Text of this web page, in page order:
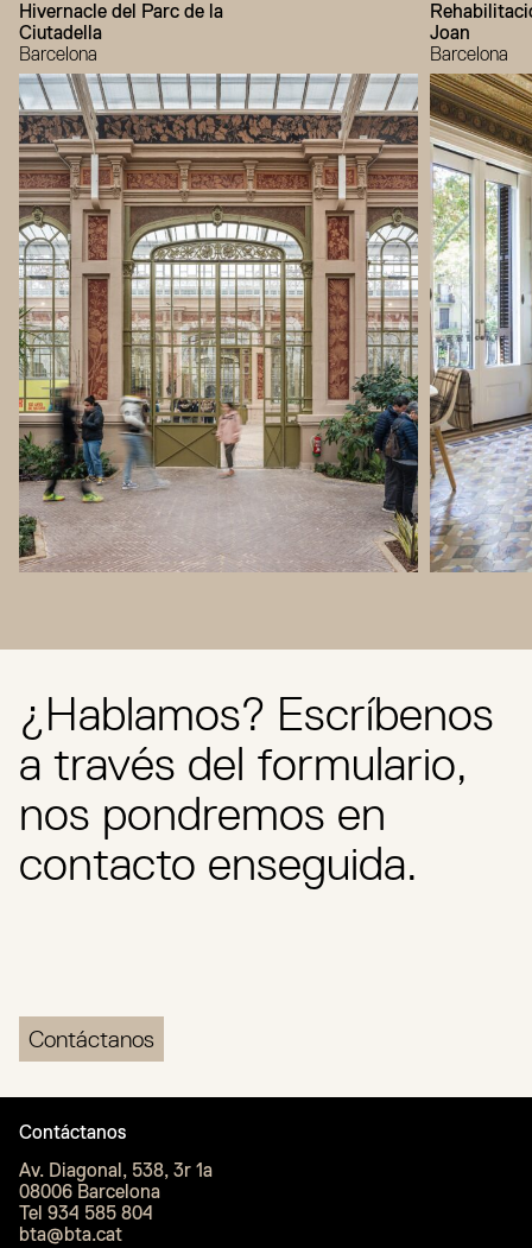
Hivernacle del Parc de la
Ciutadella
Barcelona
Joan
Barcelona
Contáctanos
¿Hablamos? Escríbenos
a través del formulario,
nos pondremos en
contacto enseguida.
Contáctanos
Av. Diagonal, 538, 3r 1a
08006 Barcelona
Tel 934 585 804
bta@bta.cat